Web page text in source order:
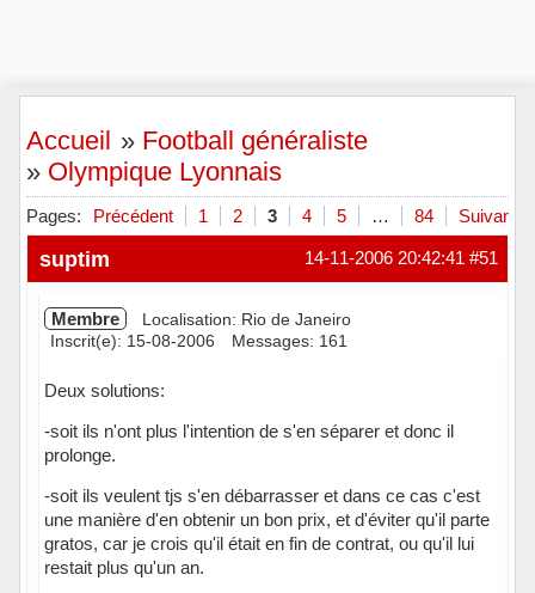
Accueil » Football généraliste
» Olympique Lyonnais
Pages: Précédent 1 2 3 4 5 … 84 Suivant
#51
14-11-2006 20:42:41
suptim
Membre
Localisation: Rio de Janeiro
Inscrit(e): 15-08-2006
Messages: 161
Deux solutions:
-soit ils n'ont plus l'intention de s'en séparer et donc il
prolonge.
-soit ils veulent tjs s'en débarrasser et dans ce cas c'est
une manière d'en obtenir un bon prix, et d'éviter qu'il parte
gratos, car je crois qu'il était en fin de contrat, ou qu'il lui
restait plus qu'un an.